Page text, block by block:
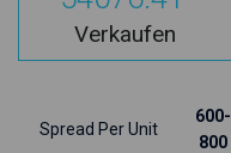
Verkaufen
Spread Per Unit
600-
800